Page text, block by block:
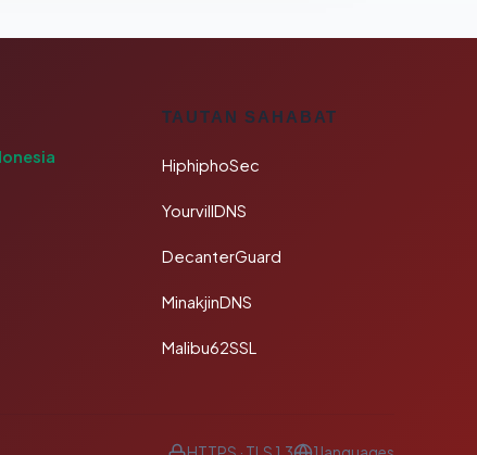
TAUTAN SAHABAT
HiphiphoSec
YourvillDNS
DecanterGuard
MinakjinDNS
Malibu62SSL